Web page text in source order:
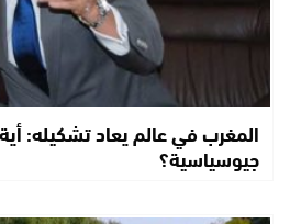
المغرب في عالم يعاد تشكيله:
جيوسياسية؟